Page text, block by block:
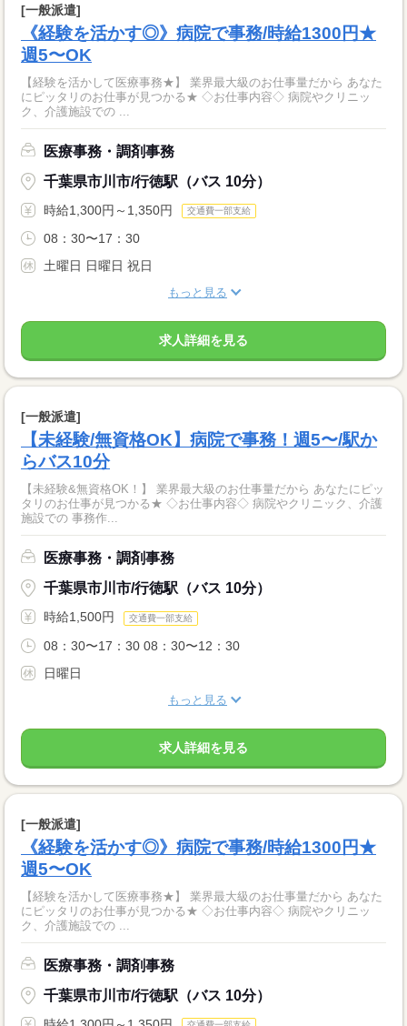
[一般派遣]
《経験を活かす◎》病院で事務/時給1300円★
週5〜OK
【経験を活かして医療事務★】 業界最大級のお仕事量だから あなた
にピッタリのお仕事が見つかる★ ◇お仕事内容◇ 病院やクリニッ
ク、介護施設での ...
医療事務・調剤事務
千葉県市川市/行徳駅（バス 10分）
時給1,300円～1,350円 交通費一部支給
08：30〜17：30
土曜日 日曜日 祝日
もっと見る
求人詳細を見る
[一般派遣]
【未経験/無資格OK】病院で事務！週5〜/駅か
らバス10分
【未経験&無資格OK！】 業界最大級のお仕事量だから あなたにピッ
タリのお仕事が見つかる★ ◇お仕事内容◇ 病院やクリニック、介護
施設での 事務作...
医療事務・調剤事務
千葉県市川市/行徳駅（バス 10分）
時給1,500円 交通費一部支給
08：30〜17：30 08：30〜12：30
日曜日
もっと見る
求人詳細を見る
[一般派遣]
《経験を活かす◎》病院で事務/時給1300円★
週5〜OK
【経験を活かして医療事務★】 業界最大級のお仕事量だから あなた
にピッタリのお仕事が見つかる★ ◇お仕事内容◇ 病院やクリニッ
ク、介護施設での ...
医療事務・調剤事務
千葉県市川市/行徳駅（バス 10分）